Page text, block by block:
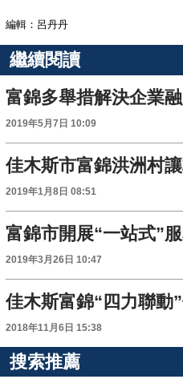
編輯：呂丹丹
繼續閱讀
富錦多舉措解決企業
2019年5月7日 10:09
佳木斯市富錦洪洲村
2019年1月8日 08:51
2019年3月26日 10:47
2018年11月6日 15:38
搜索推薦